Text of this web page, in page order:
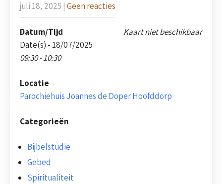
juli 18, 2025 | Geen reacties
Kaart niet beschikbaar
Datum/Tijd
Date(s) - 18/07/2025
09:30 - 10:30
Locatie
Parochiehuis Joannes de Doper Hoofddorp
Categorieën
Bijbelstudie
Gebed
Spiritualiteit